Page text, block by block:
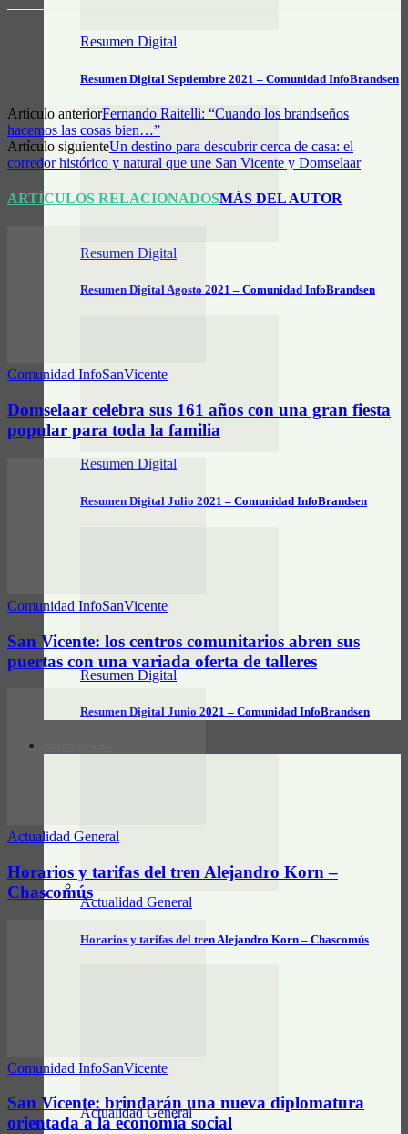
Resumen Digital
Resumen Digital Septiembre 2021 – Comunidad InfoBrandsen
Resumen Digital
Resumen Digital Agosto 2021 – Comunidad InfoBrandsen
Resumen Digital
Resumen Digital Julio 2021 – Comunidad InfoBrandsen
Resumen Digital
Resumen Digital Junio 2021 – Comunidad InfoBrandsen
Actualidad General
Horarios y tarifas del tren Alejandro Korn – Chascomús
Actualidad General
Artículo anteriorFernando Raitelli: “Cuando los brandseños
hacemos las cosas bien…”
Artículo siguienteUn destino para descubrir cerca de casa: el
corredor histórico y natural que une San Vicente y Domselaar
ARTÍCULOS RELACIONADOSMÁS DEL AUTOR
Comunidad InfoSanVicente
Domselaar celebra sus 161 años con una gran fiesta
popular para toda la familia
Comunidad InfoSanVicente
San Vicente: los centros comunitarios abren sus
puertas con una variada oferta de talleres
Actualidad General
Horarios y tarifas del tren Alejandro Korn –
Chascomús
Comunidad InfoSanVicente
San Vicente: brindarán una nueva diplomatura
orientada a la economía social